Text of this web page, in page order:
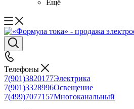
Ещё
Телефоны
7(901)3820177Электрика
7(901)3328996Освещение
7(499)7077157Многоканальный